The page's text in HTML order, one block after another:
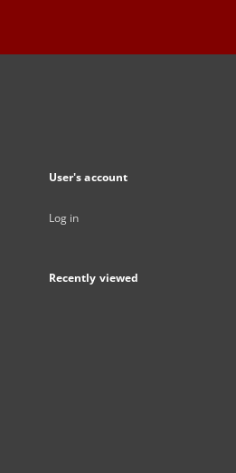
User's account
Log in
Recently viewed